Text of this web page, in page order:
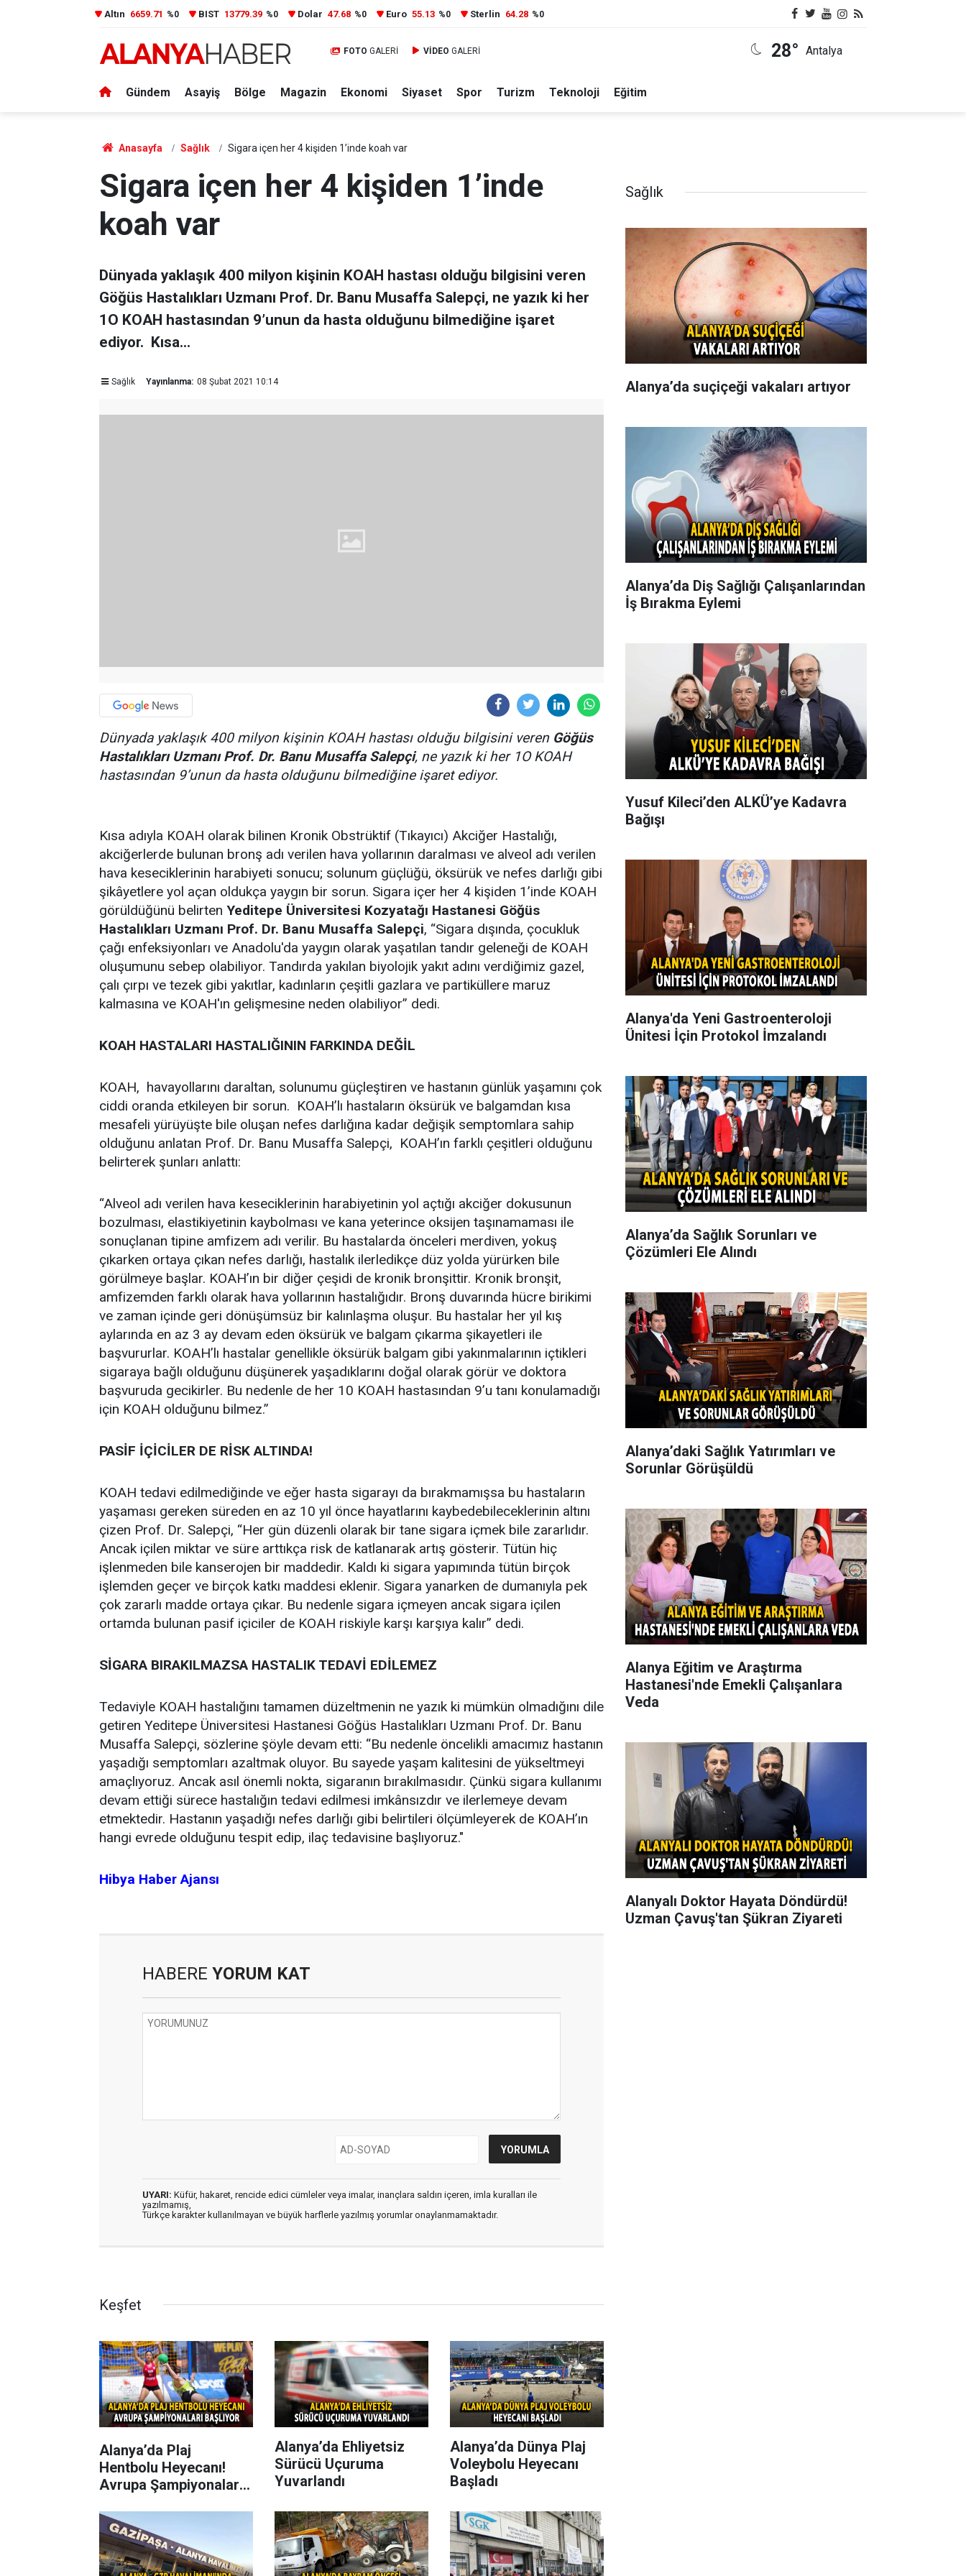
Altın 6659.71 %0 BIST 13779.39 %0 Dolar 47.68 %0 Euro 55.13 %0 Sterlin 64.28 %0
FOTO GALERİ VİDEO GALERİ 28° Antalya
Gündem Asayiş Bölge Magazin Ekonomi Siyaset Spor Turizm Teknoloji Eğitim
Anasayfa Sağlık Sigara içen her 4 kişiden 1’inde koah var
Sigara içen her 4 kişiden 1’inde
koah var
Dünyada yaklaşık 400 milyon kişinin KOAH hastası olduğu bilgisini veren
Göğüs Hastalıkları Uzmanı Prof. Dr. Banu Musaffa Salepçi, ne yazık ki her
1O KOAH hastasından 9’unun da hasta olduğunu bilmediğine işaret
ediyor. Kısa...
Sağlık Yayınlanma: 08 Şubat 2021 10:14
Dünyada yaklaşık 400 milyon kişinin KOAH hastası olduğu bilgisini veren Göğüs
Hastalıkları Uzmanı Prof. Dr. Banu Musaffa Salepçi, ne yazık ki her 1O KOAH
hastasından 9’unun da hasta olduğunu bilmediğine işaret ediyor.
Kısa adıyla KOAH olarak bilinen Kronik Obstrüktif (Tıkayıcı) Akciğer Hastalığı,
akciğerlerde bulunan bronş adı verilen hava yollarının daralması ve alveol adı verilen
hava keseciklerinin harabiyeti sonucu; solunum güçlüğü, öksürük ve nefes darlığı gibi
şikâyetlere yol açan oldukça yaygın bir sorun. Sigara içer her 4 kişiden 1’inde KOAH
görüldüğünü belirten Yeditepe Üniversitesi Kozyatağı Hastanesi Göğüs
Hastalıkları Uzmanı Prof. Dr. Banu Musaffa Salepçi, “Sigara dışında, çocukluk
çağı enfeksiyonları ve Anadolu'da yaygın olarak yaşatılan tandır geleneği de KOAH
oluşumunu sebep olabiliyor. Tandırda yakılan biyolojik yakıt adını verdiğimiz gazel,
çalı çırpı ve tezek gibi yakıtlar, kadınların çeşitli gazlara ve partiküllere maruz
kalmasına ve KOAH'ın gelişmesine neden olabiliyor” dedi.
KOAH HASTALARI HASTALIĞININ FARKINDA DEĞİL
KOAH, havayollarını daraltan, solunumu güçleştiren ve hastanın günlük yaşamını çok
ciddi oranda etkileyen bir sorun. KOAH’lı hastaların öksürük ve balgamdan kısa
mesafeli yürüyüşte bile oluşan nefes darlığına kadar değişik semptomlara sahip
olduğunu anlatan Prof. Dr. Banu Musaffa Salepçi, KOAH’ın farklı çeşitleri olduğunu
belirterek şunları anlattı:
“Alveol adı verilen hava keseciklerinin harabiyetinin yol açtığı akciğer dokusunun
bozulması, elastikiyetinin kaybolması ve kana yeterince oksijen taşınamaması ile
sonuçlanan tipine amfizem adı verilir. Bu hastalarda önceleri merdiven, yokuş
çıkarken ortaya çıkan nefes darlığı, hastalık ilerledikçe düz yolda yürürken bile
görülmeye başlar. KOAH’ın bir diğer çeşidi de kronik bronşittir. Kronik bronşit,
amfizemden farklı olarak hava yollarının hastalığıdır. Bronş duvarında hücre birikimi
ve zaman içinde geri dönüşümsüz bir kalınlaşma oluşur. Bu hastalar her yıl kış
aylarında en az 3 ay devam eden öksürük ve balgam çıkarma şikayetleri ile
başvururlar. KOAH’lı hastalar genellikle öksürük balgam gibi yakınmalarının içtikleri
sigaraya bağlı olduğunu düşünerek yaşadıklarını doğal olarak görür ve doktora
başvuruda gecikirler. Bu nedenle de her 10 KOAH hastasından 9’u tanı konulamadığı
için KOAH olduğunu bilmez.”
PASİF İÇİCİLER DE RİSK ALTINDA!
KOAH tedavi edilmediğinde ve eğer hasta sigarayı da bırakmamışsa bu hastaların
yaşaması gereken süreden en az 10 yıl önce hayatlarını kaybedebileceklerinin altını
çizen Prof. Dr. Salepçi, “Her gün düzenli olarak bir tane sigara içmek bile zararlıdır.
Ancak içilen miktar ve süre arttıkça risk de katlanarak artış gösterir. Tütün hiç
işlenmeden bile kanserojen bir maddedir. Kaldı ki sigara yapımında tütün birçok
işlemden geçer ve birçok katkı maddesi eklenir. Sigara yanarken de dumanıyla pek
çok zararlı madde ortaya çıkar. Bu nedenle sigara içmeyen ancak sigara içilen
ortamda bulunan pasif içiciler de KOAH riskiyle karşı karşıya kalır” dedi.
SİGARA BIRAKILMAZSA HASTALIK TEDAVİ EDİLEMEZ
Tedaviyle KOAH hastalığını tamamen düzeltmenin ne yazık ki mümkün olmadığını dile
getiren Yeditepe Üniversitesi Hastanesi Göğüs Hastalıkları Uzmanı Prof. Dr. Banu
Musaffa Salepçi, sözlerine şöyle devam etti: “Bu nedenle öncelikli amacımız hastanın
yaşadığı semptomları azaltmak oluyor. Bu sayede yaşam kalitesini de yükseltmeyi
amaçlıyoruz. Ancak asıl önemli nokta, sigaranın bırakılmasıdır. Çünkü sigara kullanımı
devam ettiği sürece hastalığın tedavi edilmesi imkânsızdır ve ilerlemeye devam
etmektedir. Hastanın yaşadığı nefes darlığı gibi belirtileri ölçümleyerek de KOAH’ın
hangi evrede olduğunu tespit edip, ilaç tedavisine başlıyoruz."
Hibya Haber Ajansı
HABERE YORUM KAT
UYARI: Küfür, hakaret, rencide edici cümleler veya imalar, inançlara saldırı içeren, imla kuralları ile
yazılmamış,
Türkçe karakter kullanılmayan ve büyük harflerle yazılmış yorumlar onaylanmamaktadır.
Keşfet
Alanya’da Plaj
Hentbolu Heyecanı!
Avrupa Şampiyonaları
Alanya’da Ehliyetsiz
Sürücü Uçuruma
Yuvarlandı
Alanya’da Dünya Plaj
Voleybolu Heyecanı
Başladı
Sağlık
Alanya’da suçiçeği vakaları artıyor
Alanya’da Diş Sağlığı Çalışanlarından
İş Bırakma Eylemi
Yusuf Kileci’den ALKÜ’ye Kadavra
Bağışı
Alanya'da Yeni Gastroenteroloji
Ünitesi İçin Protokol İmzalandı
Alanya’da Sağlık Sorunları ve
Çözümleri Ele Alındı
Alanya’daki Sağlık Yatırımları ve
Sorunlar Görüşüldü
Alanya Eğitim ve Araştırma
Hastanesi'nde Emekli Çalışanlara
Veda
Alanyalı Doktor Hayata Döndürdü!
Uzman Çavuş'tan Şükran Ziyareti